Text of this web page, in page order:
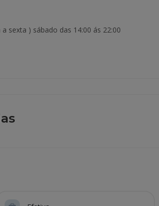
sexta ) sábado das 14:00 ás 22:00